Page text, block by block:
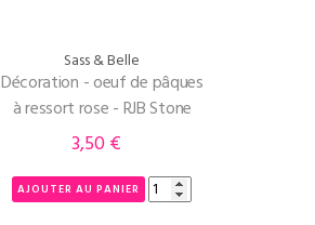
Sass & Belle
Décoration - oeuf de pâques
à ressort rose - RJB Stone
Prix
3,50 €
AJOUTER AU PANIER